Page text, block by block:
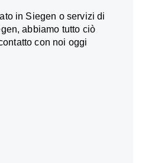
in Siegen o servizi di
abbiamo tutto ciò
con noi oggi